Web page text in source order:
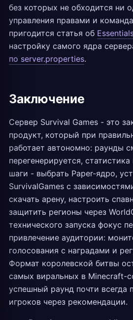
без которых не обходится ни
управления правами и
пригодится статья об
настройку самого ядра
по server.properties.
Заключение
Сервер Survival Games - это
продукт, который при
работает автономно: раунды
перегенерируется,
шаги - выбрать Paper-ядро,
SurvivalGames с
скачать арену, настроить
защитить регионы через
технического запуска фокус
привлечение аудитории:
голосования с наградами и
Формат королевской битвы
самых виральных в Minecraft-
успешный раунд почти всегда
игроков через рекомендации.